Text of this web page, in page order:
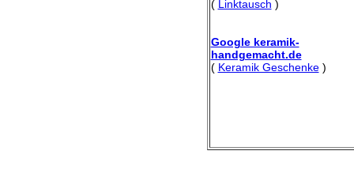
( Linktausch )
Google keramik-
handgemacht.de
( Keramik Geschenke)